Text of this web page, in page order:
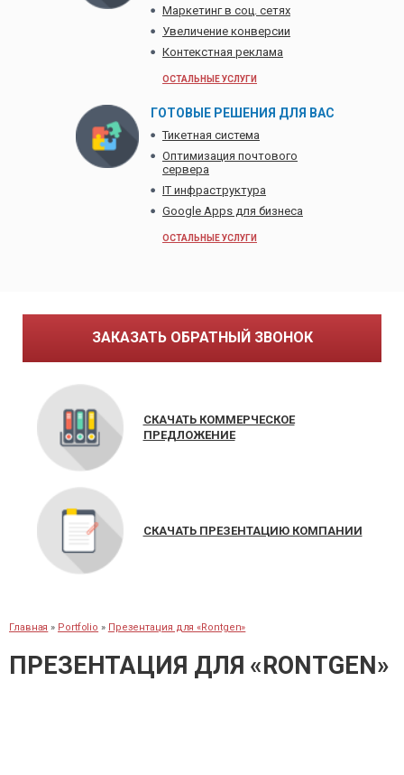
Маркетинг в соц. сетях
Увеличение конверсии
Контекстная реклама
ОСТАЛЬНЫЕ УСЛУГИ
ГОТОВЫЕ РЕШЕНИЯ ДЛЯ ВАС
Тикетная система
Оптимизация почтового
сервера
IT инфраструктура
Google Apps для бизнеса
ОСТАЛЬНЫЕ УСЛУГИ
ЗАКАЗАТЬ ОБРАТНЫЙ ЗВОНОК
СКАЧАТЬ КОММЕРЧЕСКОЕ
ПРЕДЛОЖЕНИЕ
СКАЧАТЬ ПРЕЗЕНТАЦИЮ КОМПАНИИ
Главная » Portfolio » Презентация для «Rontgen»
ПРЕЗЕНТАЦИЯ ДЛЯ «RONTGEN»